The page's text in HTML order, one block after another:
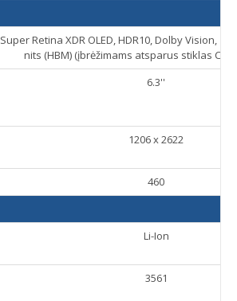
Super Retina XDR OLED, HDR10, Dolby Vision,
nits (HBM) (įbrėžimams atsparus stiklas
6.3''
1206 x 2622
460
Li-Ion
3561